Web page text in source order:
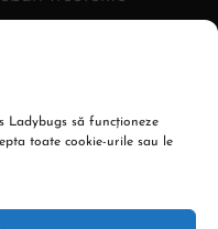
Ladybugs să funcționeze
toate cookie-urile sau le
Str. Burebista, Nr.67,
Neamt